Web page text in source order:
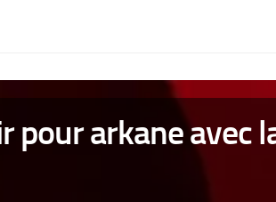
pour arkane avec